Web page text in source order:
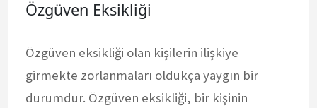
Özgüven Eksikliği
Özgüven eksikliği olan kişilerin ilişkiye
girmekte zorlanmaları oldukça yaygın bir
durumdur. Özgüven eksikliği, bir kişinin